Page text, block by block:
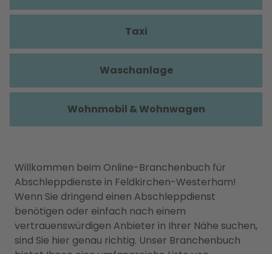
Willkommen beim Online-Branchenbuch für
Abschleppdienste in Feldkirchen-Westerham!
Wenn Sie dringend einen Abschleppdienst
benötigen oder einfach nach einem
vertrauenswürdigen Anbieter in Ihrer Nähe suchen,
sind Sie hier genau richtig. Unser Branchenbuch
Taxi
Waschanlage
Wohnmobil & Wohnwagen